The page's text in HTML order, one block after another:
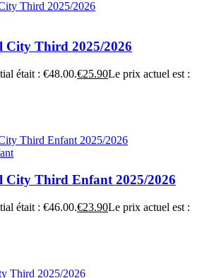
City Third 2025/2026
était : €48.00.€25.90Le prix actuel est :
City Third Enfant 2025/2026
était : €46.00.€23.90Le prix actuel est :